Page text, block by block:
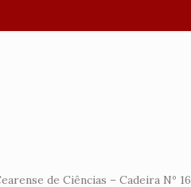
de Ciências – Cadeira Nº 16